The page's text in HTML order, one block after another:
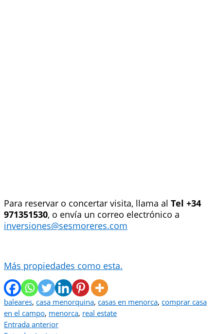
Para reservar o concertar visita, llama al Tel +34
971351530, o envía un correo electrónico a
inversiones@sesmoreres.com
Más propiedades como esta.
baleares, casa menorquina, casas en menorca, comprar casa
en el campo, menorca, real estate
Entrada anterior